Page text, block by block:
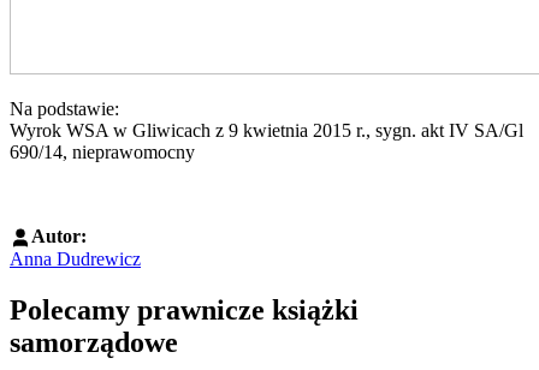
Na podstawie:
Wyrok WSA w Gliwicach z 9 kwietnia 2015 r., sygn. akt IV SA/Gl
690/14, nieprawomocny
Autor:
Anna Dudrewicz
Polecamy prawnicze książki
samorządowe